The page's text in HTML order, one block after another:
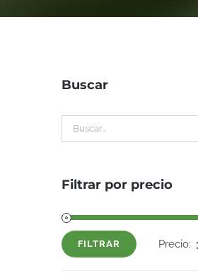
Buscar
Filtrar por precio
Precio
Precio
FILTRAR Precio: